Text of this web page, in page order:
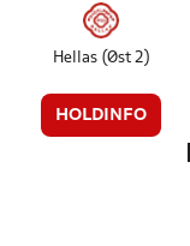
Hellas (Øst 2)
HOLDINFO